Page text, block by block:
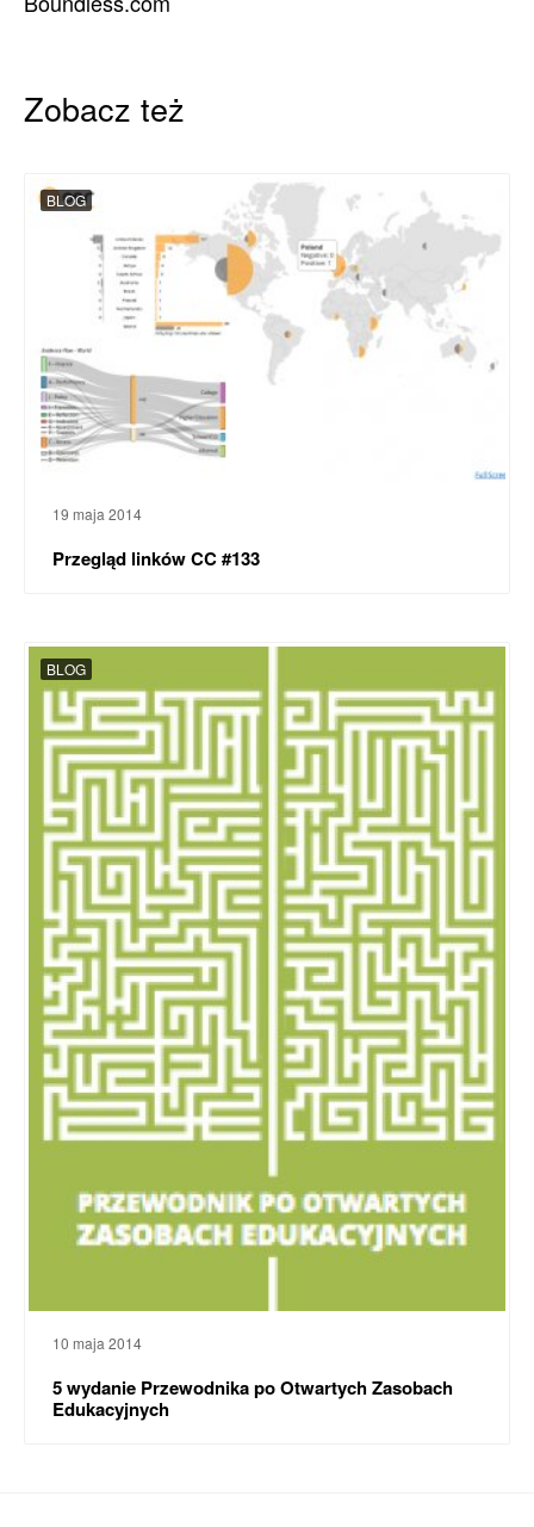
Zobacz też
BLOG
19 maja 2014
Przegląd linków CC #133
BLOG
10 maja 2014
5 wydanie Przewodnika po Otwartych Zasobach
Edukacyjnych